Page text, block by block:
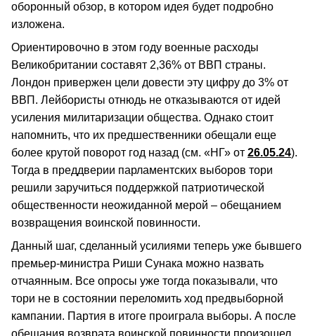
оборонный обзор, в котором идея будет подробно
изложена.
Ориентировочно в этом году военные расходы
Великобритании составят 2,36% от ВВП страны.
Лондон привержен цели довести эту цифру до 3% от
ВВП. Лейбористы отнюдь не отказываются от идей
усиления милитаризации общества. Однако стоит
напомнить, что их предшественники обещали еще
более крутой поворот год назад (см. «НГ» от 26.05.24).
Тогда в преддверии парламентских выборов тори
решили заручиться поддержкой патриотической
общественности неожиданной мерой – обещанием
возвращения воинской повинности.
Данный шаг, сделанный усилиями теперь уже бывшего
премьер-министра Риши Сунака можно назвать
отчаянным. Все опросы уже тогда показывали, что
тори не в состоянии переломить ход предвыборной
кампании. Партия в итоге проиграла выборы. А после